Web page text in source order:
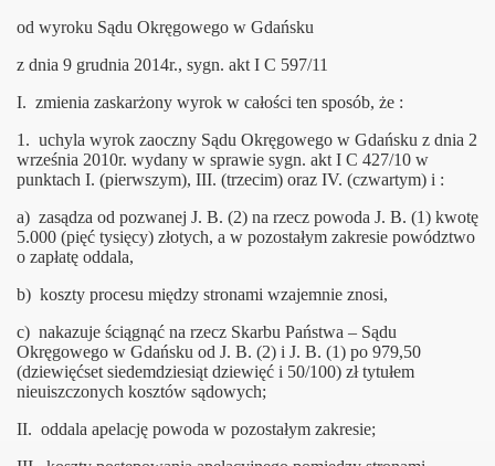
od wyroku Sądu Okręgowego w Gdańsku
z dnia 9 grudnia 2014r., sygn. akt I C 597/11
I. zmienia zaskarżony wyrok w całości ten sposób, że :
1. uchyla wyrok zaoczny Sądu Okręgowego w Gdańsku z dnia 2
września 2010r. wydany w sprawie sygn. akt I C 427/10 w
punktach I. (pierwszym), III. (trzecim) oraz IV. (czwartym) i :
a) zasądza od pozwanej J. B. (2) na rzecz powoda J. B. (1) kwotę
5.000 (pięć tysięcy) złotych, a w pozostałym zakresie powództwo
o zapłatę oddala,
b) koszty procesu między stronami wzajemnie znosi,
c) nakazuje ściągnąć na rzecz Skarbu Państwa – Sądu
Okręgowego w Gdańsku od J. B. (2) i J. B. (1) po 979,50
(dziewięćset siedemdziesiąt dziewięć i 50/100) zł tytułem
nieuiszczonych kosztów sądowych;
II. oddala apelację powoda w pozostałym zakresie;
Obrony Praw Dziecka
K OPP
wobec dzieci?